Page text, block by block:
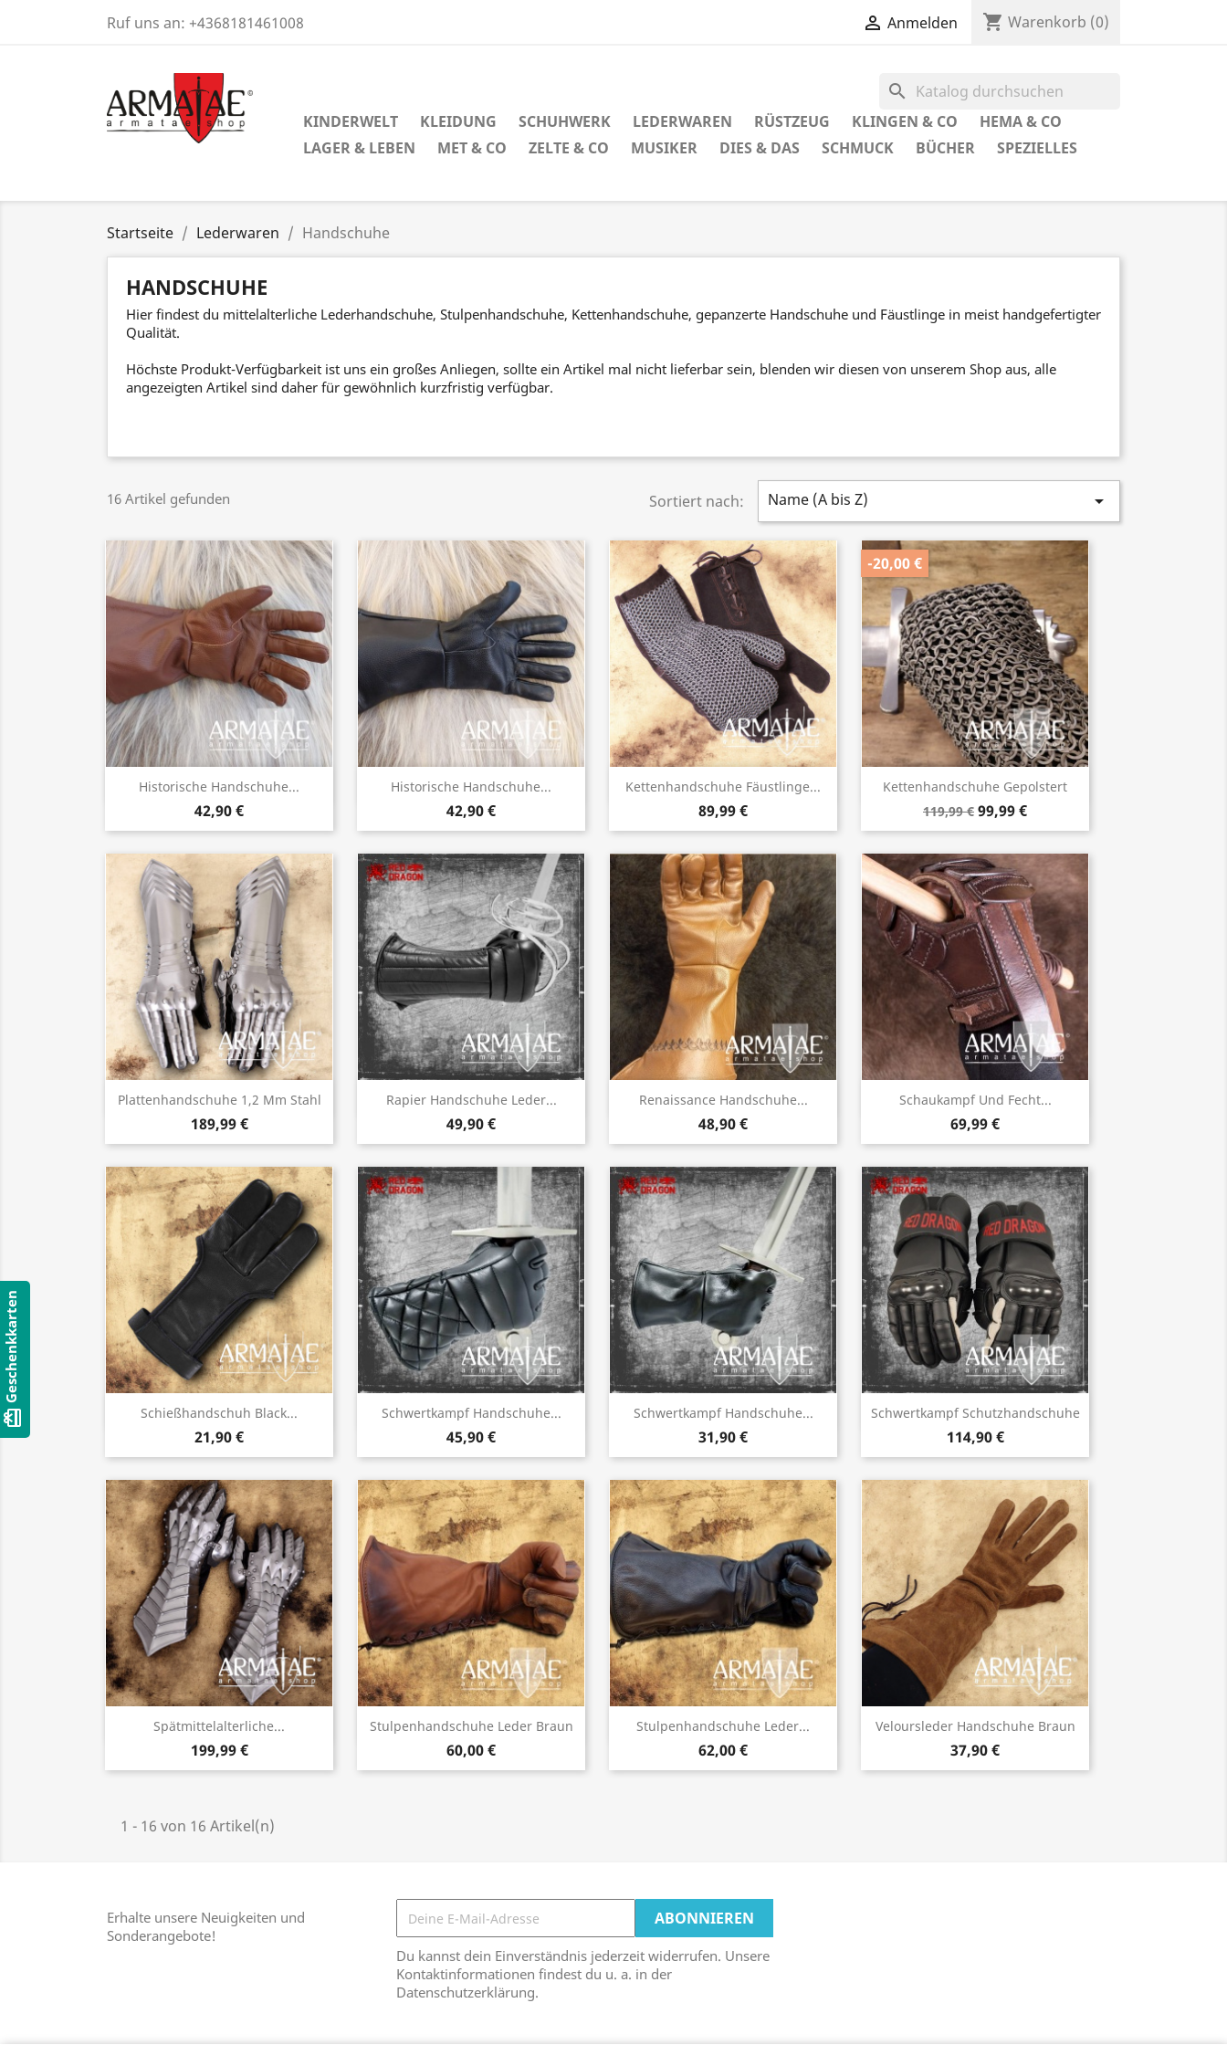
Ruf uns an: +4368181461008  Anmelden shopping_cart Warenkorb (0)
search
KINDERWELT KLEIDUNG SCHUHWERK LEDERWAREN RÜSTZEUG KLINGEN & CO
HEMA & CO
LAGER & LEBEN
MET & CO ZELTE & CO MUSIKER DIES & DAS SCHMUCK BÜCHER SPEZIELLES
Startseite Lederwaren Handschuhe
HANDSCHUHE
Hier findest du mittelalterliche Lederhandschuhe, Stulpenhandschuhe, Kettenhandschuhe, gepanzerte Handschuhe und Fäustlinge in meist handgefertigter
Qualität.
Höchste Produkt-Verfügbarkeit ist uns ein großes Anliegen, sollte ein Artikel mal nicht lieferbar sein, blenden wir diesen von unserem Shop aus, alle
angezeigten Artikel sind daher für gewöhnlich kurzfristig verfügbar.
16 Artikel gefunden Sortiert nach: Name (A bis Z) 
Historische Handschuhe...
42,90 €
Vorschau Historische Handschuhe...
42,90 €
Vorschau Kettenhandschuhe Fäustlinge...
89,99 €
Vorschau
Kettenhandschuhe Gepolstert
119,99 € 99,99 €
-20,00 €
Vorschau
Plattenhandschuhe 1,2 Mm Stahl
189,99 €
Vorschau Rapier Handschuhe Leder...
49,90 €
Vorschau Renaissance Handschuhe...
48,90 €
Vorschau Schaukampf Und Fecht...
69,99 €
Vorschau
Schießhandschuh Black...
21,90 €
Vorschau Schwertkampf Handschuhe...
45,90 €
Vorschau Schwertkampf Handschuhe...
31,90 €
Vorschau Schwertkampf Schutzhandschuhe
114,90 €
Vorschau
Spätmittelalterliche...
199,99 €
Vorschau Stulpenhandschuhe Leder Braun
60,00 €
Vorschau Stulpenhandschuhe Leder...
62,00 €
Vorschau Veloursleder Handschuhe Braun
37,90 €
Vorschau
1 - 16 von 16 Artikel(n)
Erhalte unsere Neuigkeiten und
Sonderangebote!
Du kannst dein Einverständnis jederzeit widerrufen. Unsere
Kontaktinformationen findest du u. a. in der
Datenschutzerklärung.
card_giftcard
Geschenkkarten